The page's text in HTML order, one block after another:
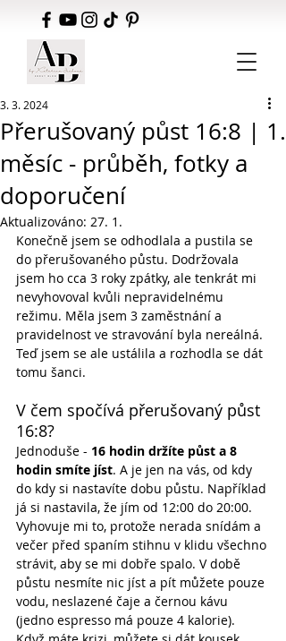
Přerušovaný půst 16:8 | 1.
měsíc - průběh, fotky a
doporučení
3. 3. 2024
Aktualizováno: 27. 1.
Konečně jsem se odhodlala a pustila se
do přerušovaného půstu. Dodržovala
jsem ho cca 3 roky zpátky, ale tenkrát mi
nevyhovoval kvůli nepravidelnému
režimu. Měla jsem 3 zaměstnání a
pravidelnost ve stravování byla nereálná.
Teď jsem se ale ustálila a rozhodla se dát
tomu šanci.
V čem spočívá přerušovaný půst
16:8?
Jednoduše - 16 hodin držíte půst a 8
hodin smíte jíst. A je jen na vás, od kdy
do kdy si nastavíte dobu půstu. Například
já si nastavila, že jím od 12:00 do 20:00.
Vyhovuje mi to, protože nerada snídám a
večer před spaním stihnu v klidu všechno
strávit, aby se mi dobře spalo. V době
půstu nesmíte nic jíst a pít můžete pouze
vodu, neslazené čaje a černou kávu
(jedno espresso má pouze 4 kalorie).